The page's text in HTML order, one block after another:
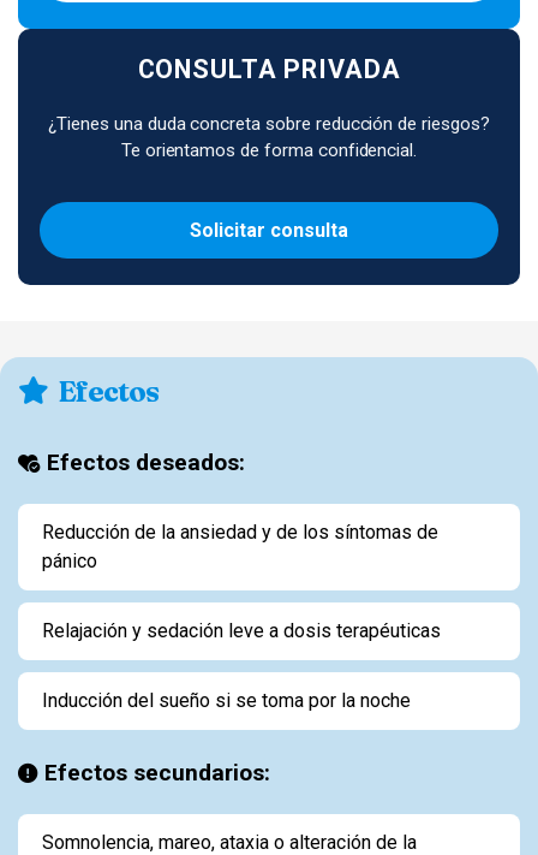
CONSULTA PRIVADA
¿Tienes una duda concreta sobre reducción de riesgos?
Te orientamos de forma confidencial.
Solicitar consulta
Efectos
Efectos deseados:
Reducción de la ansiedad y de los síntomas de
pánico
Relajación y sedación leve a dosis terapéuticas
Inducción del sueño si se toma por la noche
Efectos secundarios:
Somnolencia, mareo, ataxia o alteración de la